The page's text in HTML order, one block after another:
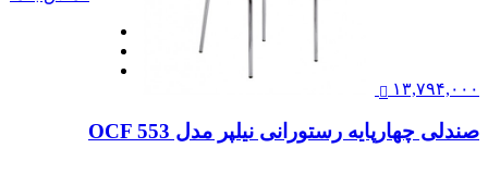
۱۳,۷۹۴,۰۰۰
صندلی چهارپایه رستورانی نیلپر مدل OCF 553